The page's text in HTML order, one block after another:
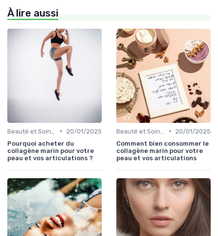
À lire aussi
•
20/01/2025
Pourquoi acheter du
collagène marin pour votre
peau et vos articulations ?
•
20/01/2025
Comment bien consommer le
collagène marin pour votre
peau et vos articulations